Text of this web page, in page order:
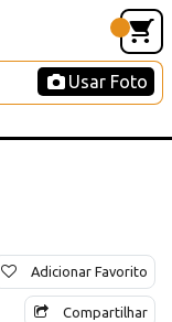
Usar Foto
Adicionar Favorito
Compartilhar